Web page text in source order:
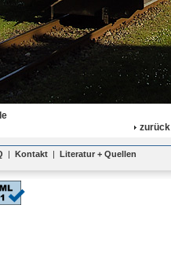
zurück
| Kontakt | Literatur + Quellen